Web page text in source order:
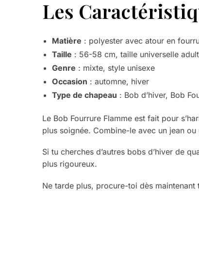
Les
Matière : polyester avec atour en
Taille : 56-58 cm, taille universelle
Genre : mixte, style unisexe
Occasion : automne, hiver
Type de chapeau : Bob d’hiver, Bob
Le Bob Fourrure Flamme est fait pour
plus soignée. Combine-le avec un jean
Si tu cherches d’autres bobs d’hiver de
plus rigoureux.
Ne tarde plus, procure-toi dès